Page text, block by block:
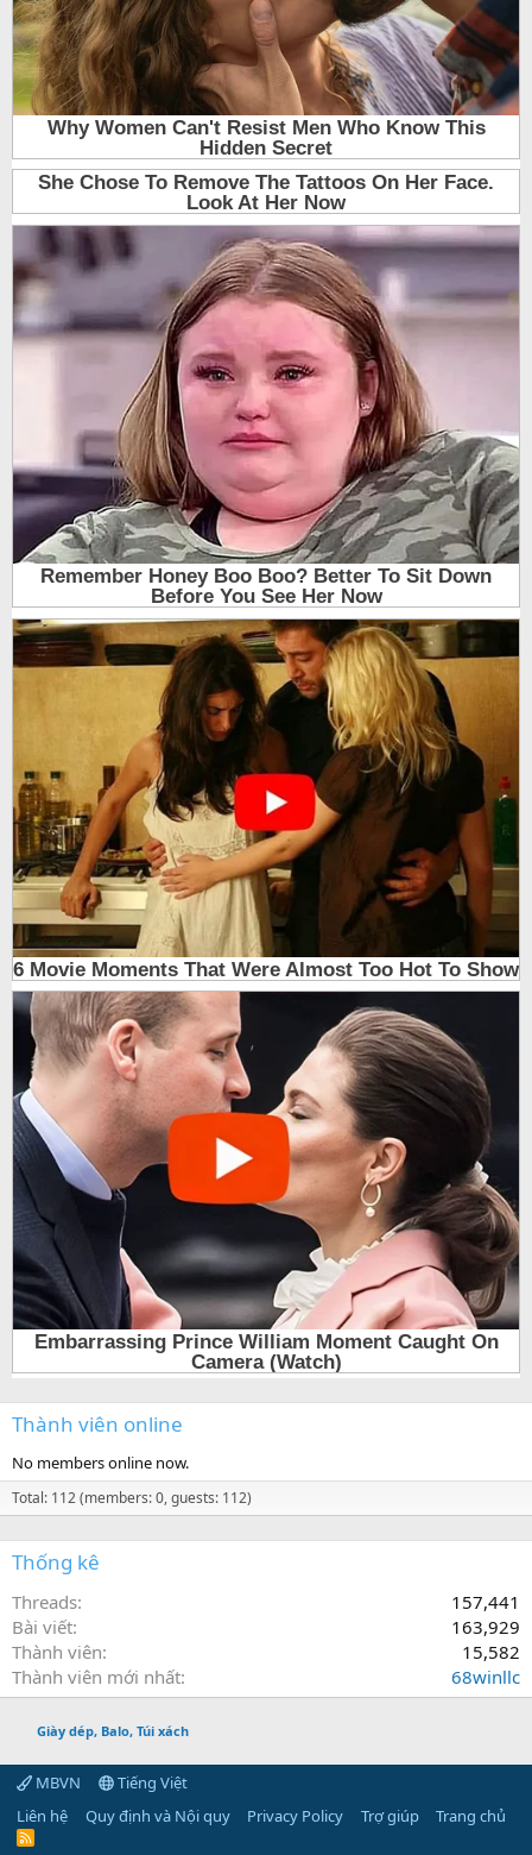
Thành viên online
No members online now.
Total: 112 (members: 0, guests: 112)
Thống kê
Threads
157,441
Bài viết
163,929
Thành viên
15,582
Thành viên mới nhất
68winllc
Giày dép, Balo, Túi xách
MBVN
Tiếng Việt
Liên hệ
Quy định và Nội quy Privacy Policy Trợ giúp Trang chủ
R